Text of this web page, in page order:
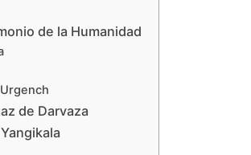
de la Humanidad
de Darvaza